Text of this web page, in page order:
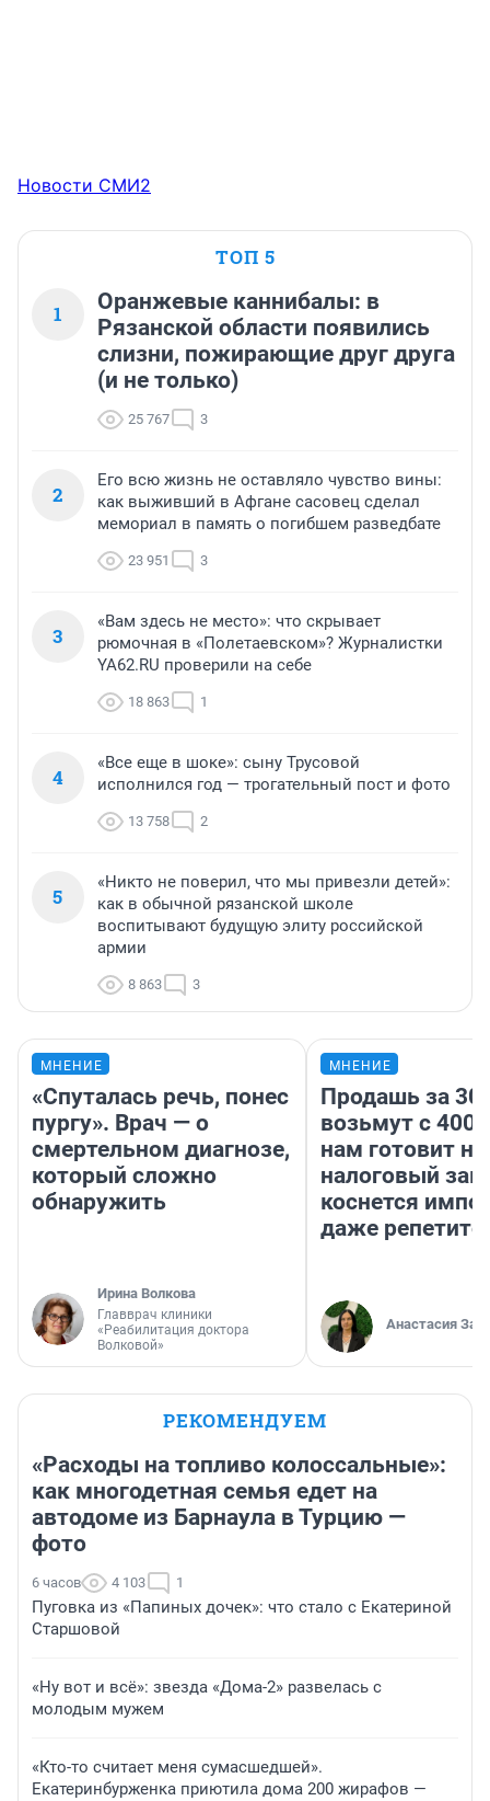
Новости СМИ2
ТОП 5
1
Оранжевые каннибалы: в
Рязанской области появились
слизни, пожирающие друг друга
(и не только)
25 767 3
2
Его всю жизнь не оставляло чувство вины:
как выживший в Афгане сасовец сделал
мемориал в память о погибшем разведбате
23 951 3
3
«Вам здесь не место»: что скрывает
рюмочная в «Полетаевском»? Журналистки
YA62.RU проверили на себе
18 863 1
4
«Все еще в шоке»: сыну Трусовой
исполнился год — трогательный пост и фото
13 758 2
5
«Никто не поверил, что мы привезли детей»:
как в обычной рязанской школе
воспитывают будущую элиту российской
армии
8 863 3
МНЕНИЕ
«Спуталась речь, понес
пургу». Врач — о
смертельном диагнозе,
который сложно
обнаружить
Ирина Волкова
Главврач клиники
«Реабилитация доктора
Волковой»
МНЕНИЕ
Продашь за
возьмут с
нам готовит
налоговый
коснется
даже
Анастасия
РЕКОМЕНДУЕМ
«Расходы на топливо колоссальные»:
как многодетная семья едет на
автодоме из Барнаула в Турцию —
фото
6 часов 4 103 1
Пуговка из «Папиных дочек»: что стало с Екатериной
Старшовой
«Ну вот и всё»: звезда «Дома-2» развелась с
молодым мужем
«Кто-то считает меня сумасшедшей».
Екатеринбурженка приютила дома 200 жирафов —